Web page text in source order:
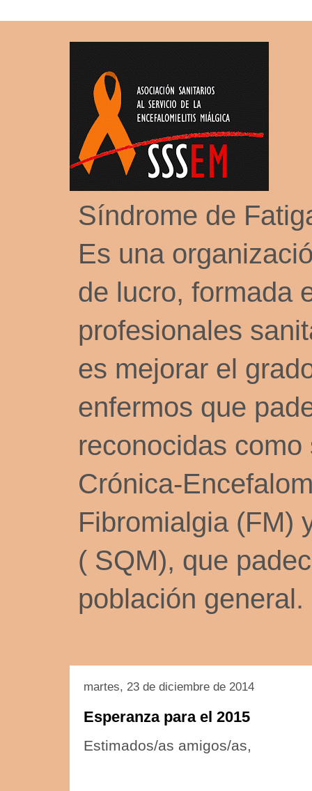
Síndrome de
Es una
de lucro, formada
profesionales
es mejorar el
enfermos que
reconocidas
Crónica-
Fibromialgia (FM)
( SQM), que
población general.
martes, 23 de diciembre de 2014
Esperanza para el 2015
Estimados/as amigos/as,